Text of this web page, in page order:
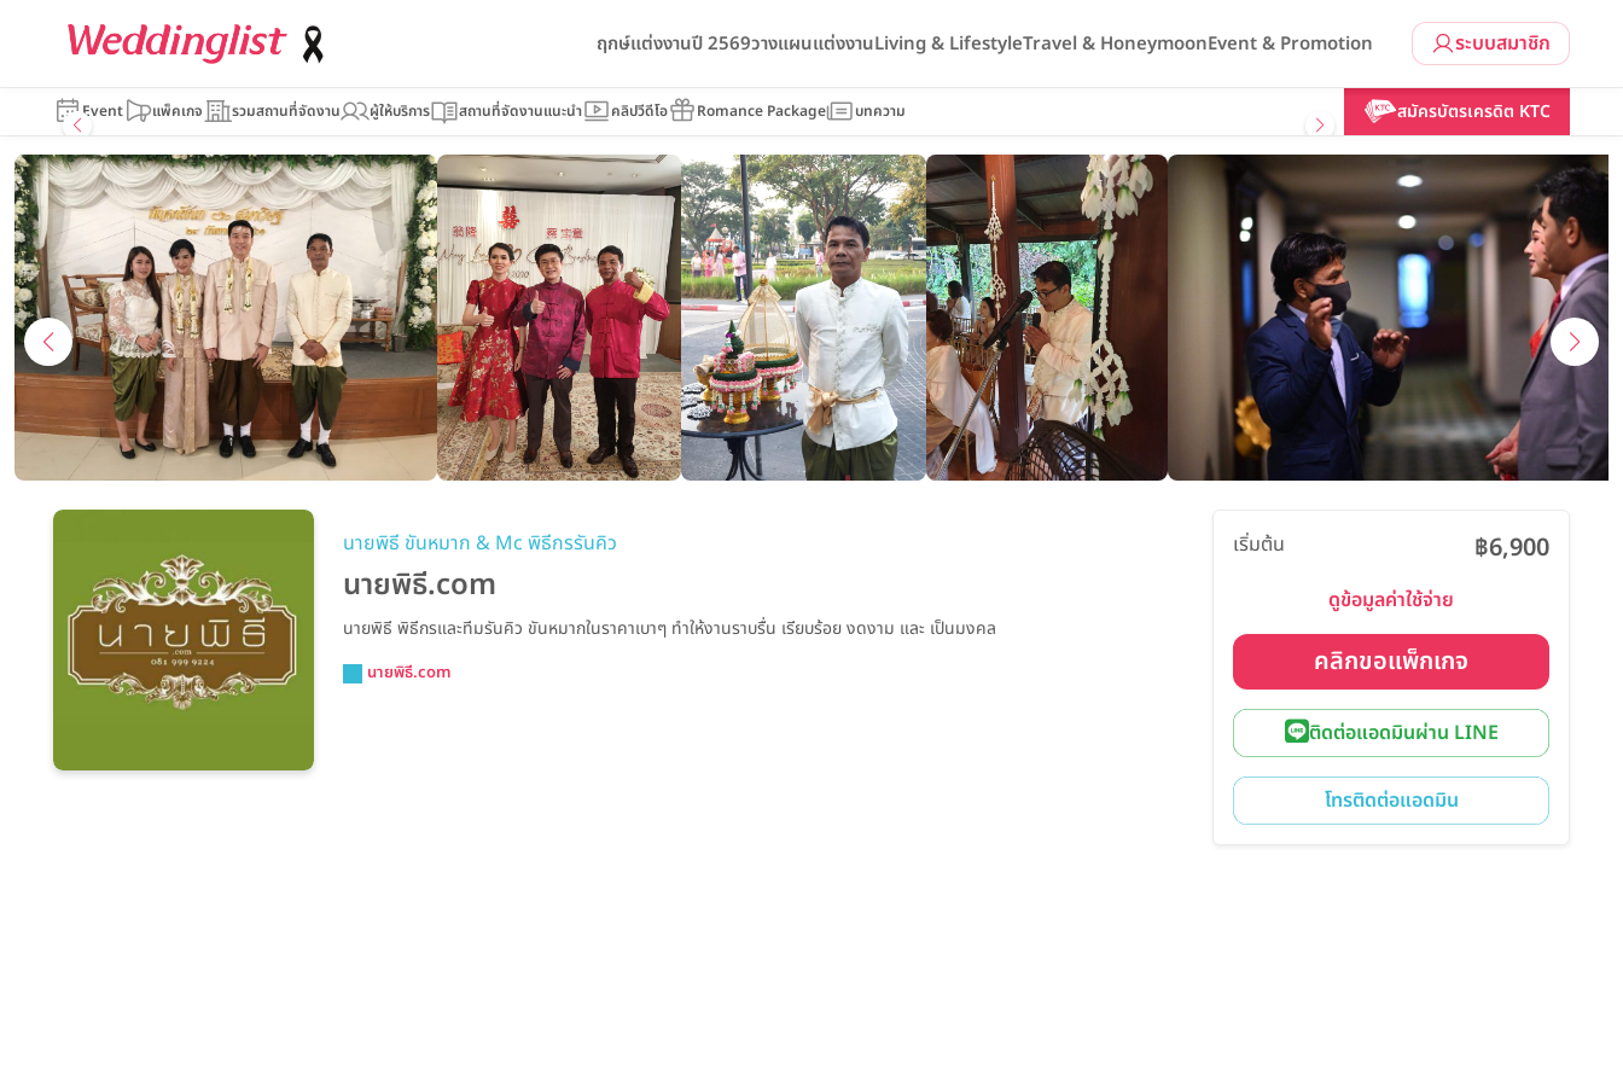
ระบบสมาชิก
ฤกษ์แต่งงานปี 2569วางแผนแต่งงานLiving & LifestyleTravel & HoneymoonEvent & Promotion
Event แพ็คเกจ รวมสถานที่จัดงาน ผู้ให้บริการ สถานที่จัดงานแนะนำ คลิปวีดีโอ Romance Package บทความ สมัครบัตรเครดิต KTC
คลิกขอแพ็กเกจ
นายพิธี ขันหมาก & Mc พิธีกรรันคิว
นายพิธี.com
นายพิธี พิธีกรและทีมรันคิว ขันหมากในราคาเบาๆ ทำให้งานราบรื่น เรียบร้อย งดงาม และ เป็นมงคล
นายพิธี.com
เริ่มต้น ฿6,900
ดูข้อมูลค่าใช้จ่าย
คลิกขอแพ็กเกจ
ติดต่อแอดมินผ่าน LINE
โทรติดต่อแอดมิน